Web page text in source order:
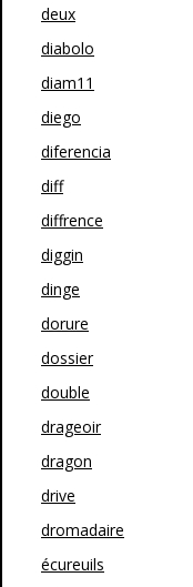
deux
diabolo
diam11
diego
diferencia
diff
diffrence
diggin
dinge
dorure
dossier
double
drageoir
dragon
drive
dromadaire
écureuils